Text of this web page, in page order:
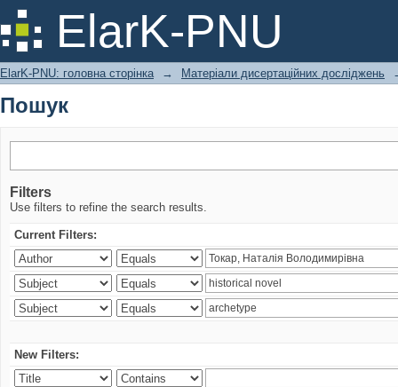
ElarK-PNU
Пошук
ElarK-PNU: головна сторінка → Матеріали дисертаційних досліджень
Пошук
Filters
Use filters to refine the search results.
Current Filters:
New Filters: